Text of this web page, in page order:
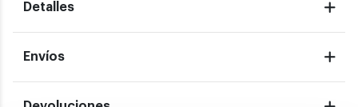
Detalles
Envíos